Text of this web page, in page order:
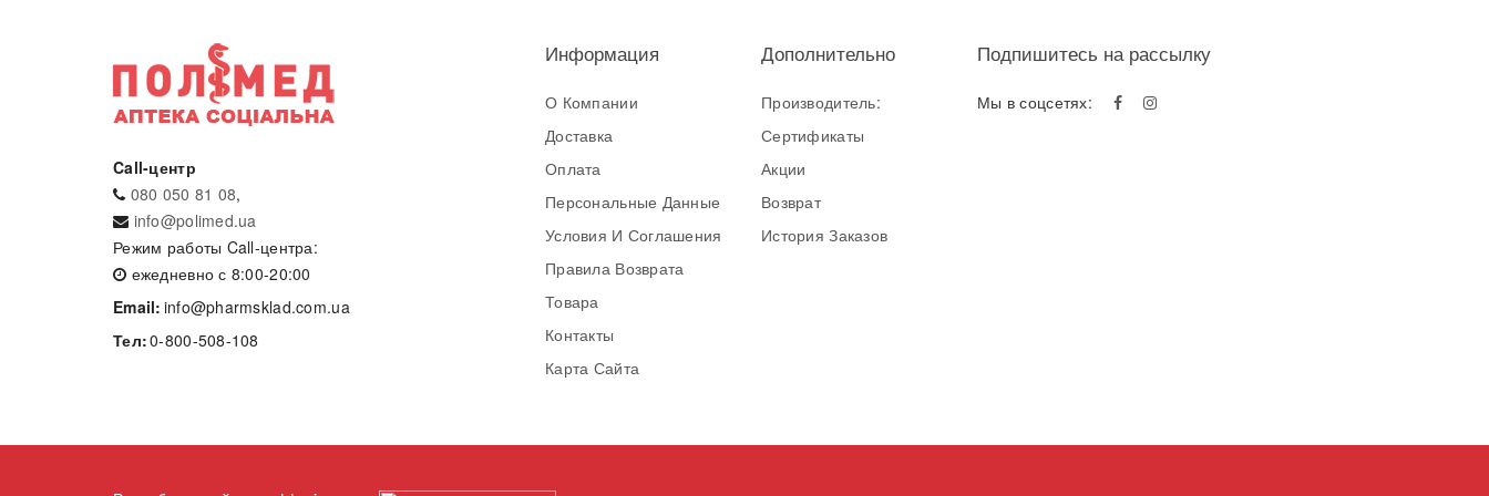
Call-центр
080 050 81 08,
info@polimed.ua
Режим работы Call-центра:
ежедневно с 8:00-20:00
Email: info@pharmsklad.com.ua
Тел:0-800-508-108
Информация
О Компании
Доставка
Оплата
Персональные Данные
Условия И Соглашения
Правила Возврата
Товара
Контакты
Карта Сайта
Дополнительно
Производитель:
Сертификаты
Акции
Возврат
История Заказов
Подпишитесь на рассылку
Мы в соцсетях: